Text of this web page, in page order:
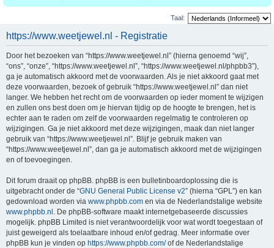
Taal:
https://www.weetjewel.nl - Registratie
Door het bezoeken van “https://www.weetjewel.nl” (hierna genoemd “wij”,
“ons”, “onze”, “https://www.weetjewel.nl”, “https://www.weetjewel.nl/phpbb3”),
ga je automatisch akkoord met de voorwaarden. Als je niet akkoord gaat met
deze voorwaarden, bezoek of gebruik “https://www.weetjewel.nl” dan niet
langer. We hebben het recht om de voorwaarden op ieder moment te wijzigen
en zullen ons best doen om je hiervan tijdig op de hoogte te brengen, het is
echter aan te raden om zelf de voorwaarden regelmatig te controleren op
wijzigingen. Ga je niet akkoord met deze wijzigingen, maak dan niet langer
gebruik van “https://www.weetjewel.nl”. Blijf je gebruik maken van
“https://www.weetjewel.nl”, dan ga je automatisch akkoord met de wijzigingen
en of toevoegingen.
Dit forum draait op phpBB. phpBB is een bulletinboardoplossing die is
uitgebracht onder de “GNU General Public License v2” (hierna “GPL”) en kan
gedownload worden via www.phpbb.com en via de Nederlandstalige website
www.phpbb.nl . De phpBB-software maakt internetgebaseerde discussies
mogelijk. phpBB Limited is niet verantwoordelijk voor wat wordt toegestaan of
juist geweigerd als toelaatbare inhoud en/of gedrag. Meer informatie over
phpBB kun je vinden op https://www.phpbb.com/of de Nederlandstalige